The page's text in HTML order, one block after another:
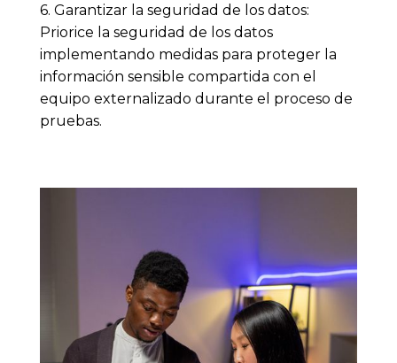
6. Garantizar la seguridad de los datos:
Priorice la seguridad de los datos
implementando medidas para proteger la
información sensible compartida con el
equipo externalizado durante el proceso de
pruebas.